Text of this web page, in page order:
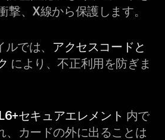
撃、X線から保護します。
では、 アクセスコードと
により、不正利用を防ぎま
セキュアエレメント 内で
、カードの外に出ることは